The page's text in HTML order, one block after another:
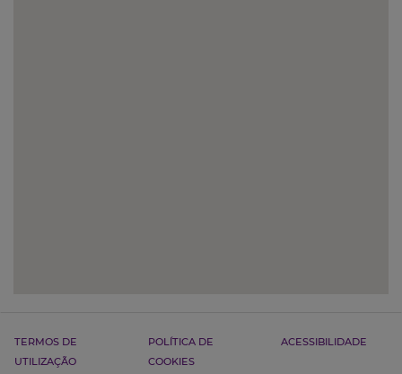
TERMOS DE
UTILIZAÇÃO
POLÍTICA DE
COOKIES
ACESSIBILIDADE